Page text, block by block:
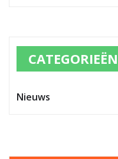
CATEGORIEËN
Nieuws